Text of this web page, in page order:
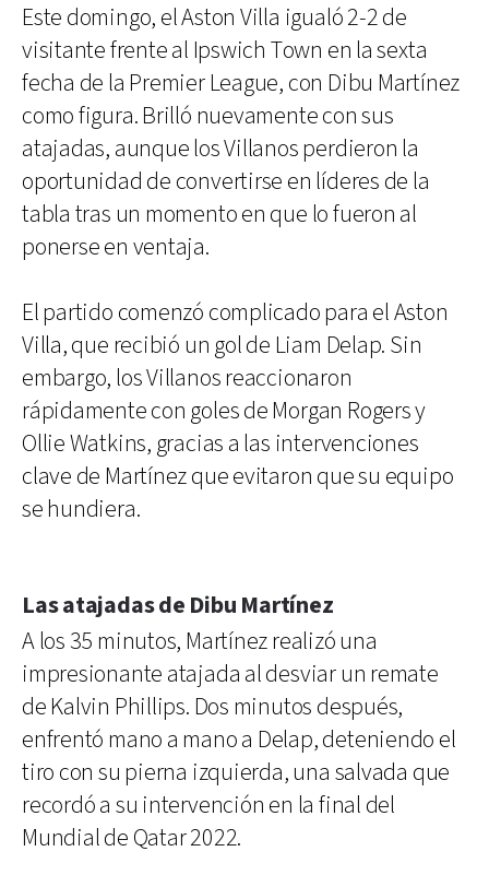
Este domingo, el Aston Villa igualó 2-2 de
visitante frente al Ipswich Town en la sexta
fecha de la Premier League, con Dibu Martínez
como figura. Brilló nuevamente con sus
atajadas, aunque los Villanos perdieron la
oportunidad de convertirse en líderes de la
tabla tras un momento en que lo fueron al
ponerse en ventaja.
El partido comenzó complicado para el Aston
Villa, que recibió un gol de Liam Delap. Sin
embargo, los Villanos reaccionaron
rápidamente con goles de Morgan Rogers y
Ollie Watkins, gracias a las intervenciones
clave de Martínez que evitaron que su equipo
se hundiera.
Las atajadas de Dibu Martínez
A los 35 minutos, Martínez realizó una
impresionante atajada al desviar un remate
de Kalvin Phillips. Dos minutos después,
enfrentó mano a mano a Delap, deteniendo el
tiro con su pierna izquierda, una salvada que
recordó a su intervención en la final del
Mundial de Qatar 2022.